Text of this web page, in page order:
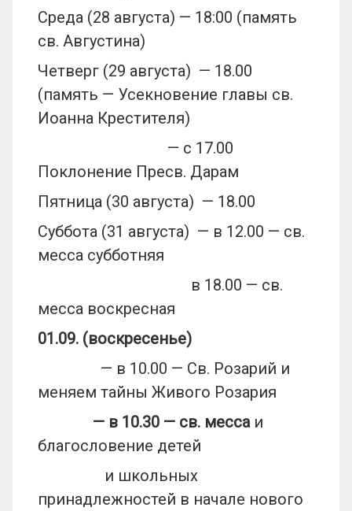
Среда (28 августа) — 18:00 (память
св. Августина)
Четверг (29 августа) — 18.00
(память — Усекновение главы св.
Иоанна Крестителя)
— с 17.00
Поклонение Пресв. Дарам
Пятница (30 августа) — 18.00
Суббота (31 августа) — в 12.00 — св.
месса субботняя
в 18.00 — св.
месса воскресная
01.09. (воскресенье)
— в 10.00 — Св. Розарий и
меняем тайны Живого Розария
— в 10.30 — св. месса и
благословение детей
и школьных
принадлежностей в начале нового